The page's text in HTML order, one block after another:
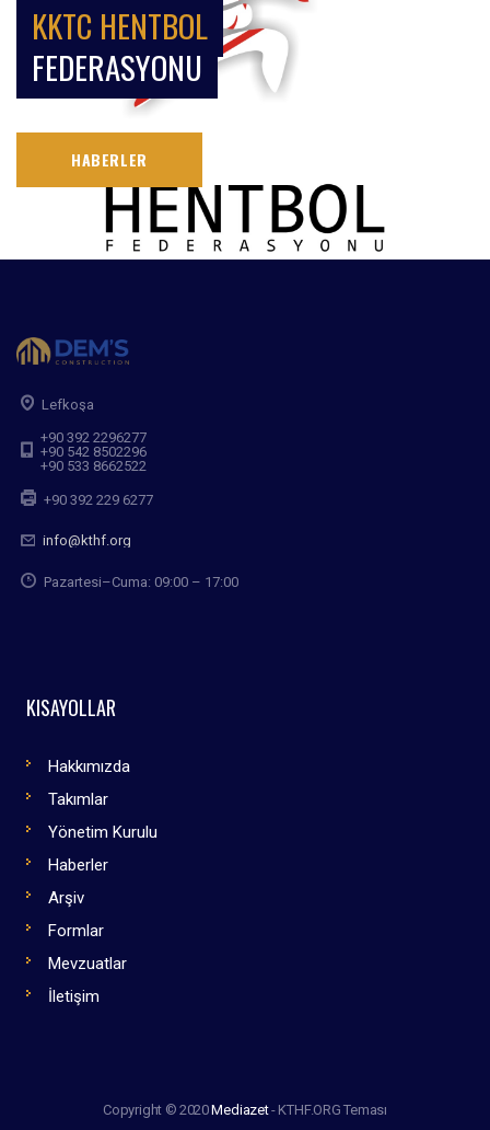
KKTC HENTBOL
FEDERASYONU
HABERLER
Lefkoşa
+90 392 2296277
+90 542 8502296
+90 533 8662522
+90 392 229 6277
info@kthf.org
Pazartesi–Cuma: 09:00 – 17:00
KISAYOLLAR
Hakkımızda
Takımlar
Yönetim Kurulu
Haberler
Arşiv
Formlar
Mevzuatlar
İletişim
Copyright © 2020Mediazet- KTHF.ORG Teması